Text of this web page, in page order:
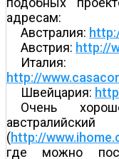
адресам:
Австралия:
Австрия: http://
Италия:
http://
Швейцария:
Очень
(http://
где можно